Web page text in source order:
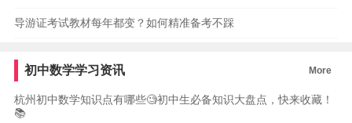
导游证考试教材每年都变？如何精准备考不踩
初中数学学习资讯 More
杭州初中数学知识点有哪些🧐初中生必备知识大盘点，快来收藏！
📚